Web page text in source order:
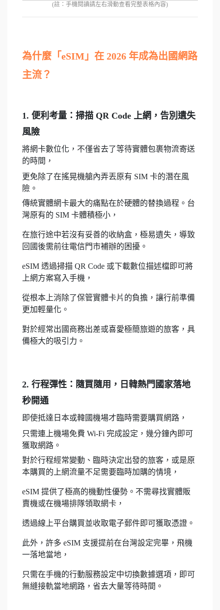
(註：手機閱讀請左右滑動查看完整表格內容)
為什麼「eSIM」在 2026 年成為出國網路
主流？
1. 便利考量：掃描 QR Code 上網，告別遺失
風險
將網卡數位化，不僅省去了等待實體包裹物流寄送
的時間，
更免除了在搖晃機艙內弄丟原有 SIM 卡的潛在風
險。
傳統實體網卡最大的痛點在於硬體的替換過程。台
灣原有的 SIM 卡體積極小，
在旅行途中若沒有妥善的收納盒，極易遺失，導致
回國後需前往電信門市補辦的困擾。
eSIM 透過掃描 QR Code 或下載數位描述檔即可將
上網方案寫入手機，
從根本上消除了保管實體卡片的負擔，讓行前準備
更加輕量化。
對於經常出國商務出差或喜愛極簡旅遊的旅客，具
備極大的吸引力。
2. 行程彈性：隨買隨用，日韓熱門國家落地
秒開通
即使抵達日本或韓國機場才臨時需要購買網路，
只需連上機場免費 Wi-Fi 完成設定，幾分鐘內即可
獲取網路。
對於行程經常變動、臨時決定出發的旅客，或是原
本購買的上網流量不足需要臨時加購的情境，
eSIM 提供了極高的機動性優勢。不需尋找實體販
賣機或在機場排隊領取網卡，
透過線上平台購買並收取電子郵件即可獲取憑證。
此外，許多 eSIM 支援提前在台灣設定完畢，飛機
一落地當地，
只需在手機的行動服務設定中切換數據選項，即可
無縫接軌當地網路，省去大量等待時間。